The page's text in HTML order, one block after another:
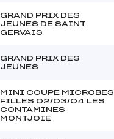
GRAND PRIX DES
JEUNES DE SAINT
GERVAIS
GRAND PRIX DES
JEUNES
MINI COUPE MICROBES
FILLES 02/03/04 LES
CONTAMINES
MONTJOIE